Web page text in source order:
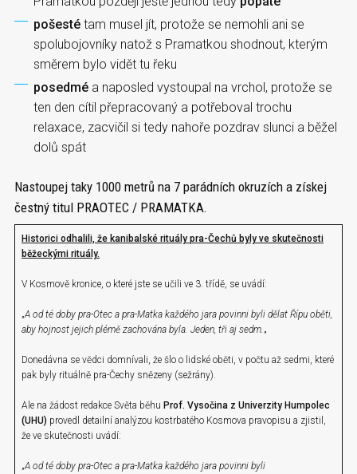
pošesté tam musel jít, protože se nemohli ani se
spolubojovníky natož s Pramatkou shodnout, kterým
směrem bylo vidět tu řeku
posedmé a naposled vystoupal na vrchol, protože se
ten den cítil přepracovaný a potřeboval trochu
relaxace, zacvičil si tedy nahoře pozdrav slunci a běžel
dolů spát
Nastoupej taky 1000 metrů na 7 parádních okruzích a získej
čestný titul PRAOTEC / PRAMATKA.
Historici odhalili, že kanibalské rituály pra-Čechů byly ve skutečnosti
běžeckými rituály.
V Kosmově kronice, o které jste se učili ve 3. třídě, se uvádí:
„A od té doby pra-Otec a pra-Matka každého jara povinni byli dělat Řípu oběti,
aby hojnost jejich plémě zachována byla. Jeden, tři aj sedm. „
Donedávna se vědci domnívali, že šlo o lidské oběti, v počtu až sedmi, které
pak byly rituálně pra-Čechy snězeny (sežrány).
Ale na žádost redakce Světa běhu Prof. Vysočina z Univerzity Humpolec
(UHU) provedl detailní analýzou kostrbatého Kosmova pravopisu a zjistil,
že ve skutečnosti uvádí:
„A od té doby pra-Otec a pra-Matka každého jara povinni byli